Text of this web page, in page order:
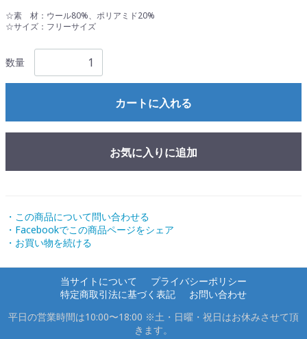
☆素 材：ウール80%、ポリアミド20%
☆サイズ：フリーサイズ
数量
カートに入れる
お気に入りに追加
・この商品について問い合わせる
・Facebookでこの商品ページをシェア
・お買い物を続ける
当サイトについて
プライバシーポリシー
特定商取引法に基づく表記
お問い合わせ
平日の営業時間は10:00〜18:00 ※土・日曜・祝日はお休みさせて頂
きます。